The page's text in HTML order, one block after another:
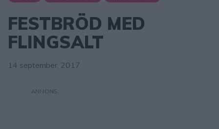
FESTBRÖD MED
FLINGSALT
14 september, 2017